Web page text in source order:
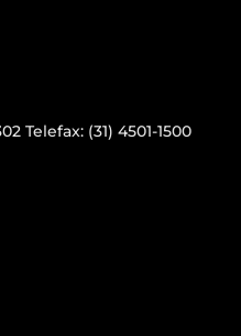
Telefax: (31) 4501-1500